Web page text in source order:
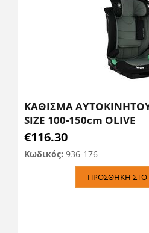
ΚΑΘΙΣΜΑ ΑΥΤΟΚΙΝΗΤΟΥ
SIZE 100-150cm OLIVE
€116.30
Κωδικός: 936-176
ΠΡΟΣΘΉΚΗ ΣΤΟ